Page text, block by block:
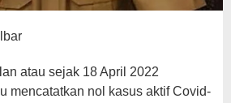
atau sejak 18 April 2022
mencatatkan nol kasus aktif Covid-